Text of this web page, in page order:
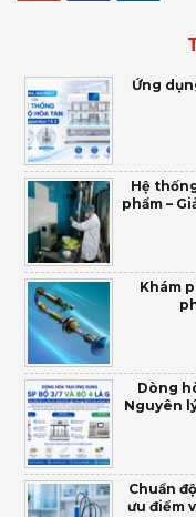
Ứng
Hệ
phẩm –
Khám
Dòng
Nguyên
Chuẩn
ưu điểm